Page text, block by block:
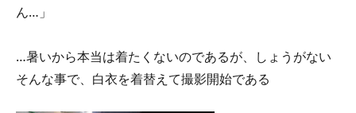
ん…」
…暑いから本当は着たくないのであるが、しょうがない
そんな事で、白衣を着替えて撮影開始である